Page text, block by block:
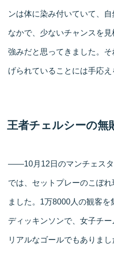
ンは体に染み付いていて、
なかで、少ないチャンスを
強みだと思ってきました。
げられていることには手応え
王者チェルシーの無
――10月12日のマンチェスタ
では、セットプレーのこぼ
ました。1万8000人の観客を
ディッキンソンで、女子チ
リアルなゴールでもありまし